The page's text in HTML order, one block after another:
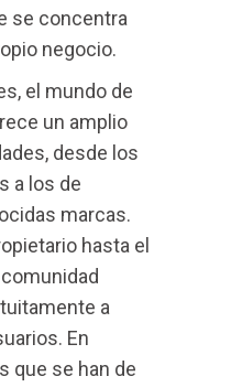
se concentra
negocio.
el mundo de
un amplio
desde los
a los de
marcas.
hasta el
a
En
que se han de